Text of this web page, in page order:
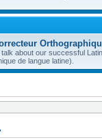
talk about our successful
de langue latine).